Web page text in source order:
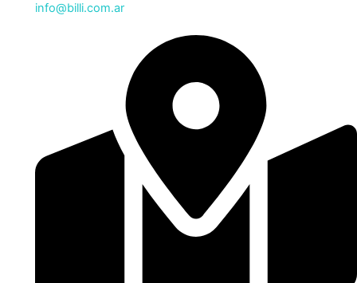
info@billi.com.ar